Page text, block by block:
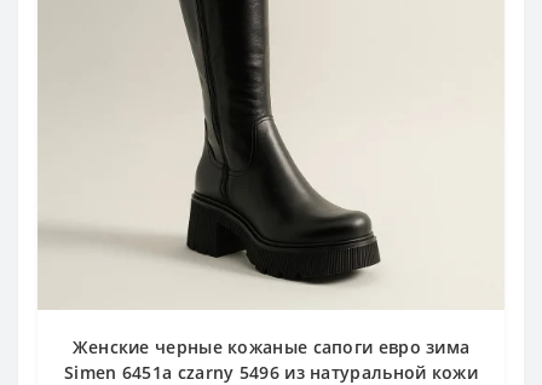
Женские черные кожаные сапоги евро зима
Simen 6451a czarny 5496 из натуральной кожи